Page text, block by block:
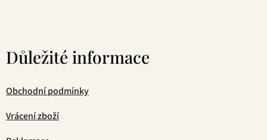
Důležité informace
Obchodní podmínky
Vrácení zboží